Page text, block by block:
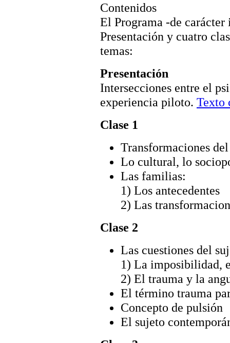
Contenidos
El Programa -de
Presentación y cuatro
temas:
Presentación
Intersecciones entre el
experiencia piloto. Texto
Clase 1
Transformaciones
Lo cultural, lo
Las familias:
1) Los antecedentes
2) Las
Clase 2
Las cuestiones del
1) La imposibilidad,
2) El trauma y la
El término trauma
Concepto de pulsión
El sujeto